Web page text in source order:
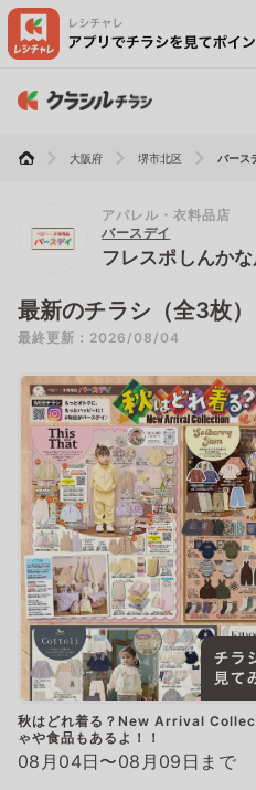
大阪府 堺市北区 バース
アパレル・衣料品店
バースデイ
フレスポしんか
最新のチラシ（全3枚）
最終更新：2026/08/04
秋はどれ着る？New Arrival
ゃや食品もあるよ！！
08月04日〜08月09日まで